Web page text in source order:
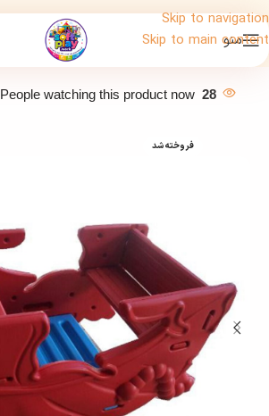
Skip to navigation
Skip to main content
منو
28
People watching this product now!
فروخته شد